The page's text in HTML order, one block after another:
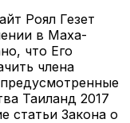
Роял Гезет
в Маха-
что Его
члена
Таиланд 2017
статьи Закона о